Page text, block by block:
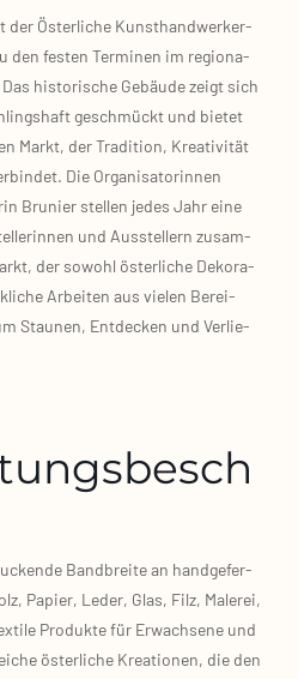
der Öster­li­che Kunst­hand­wer­ker­
den fes­ten Ter­mi­nen im regio­na­
his­to­ri­sche Gebäu­de zeigt sich
geschmückt und bie­tet
Markt, der Tra­di­ti­on, Krea­ti­vi­tät
Die Orga­ni­sa­to­rin­nen
Brunier stel­len jedes Jahr eine
und Aus­stel­lern zusam­
der sowohl öster­li­che Deko­ra­
Arbei­ten aus vie­len Berei­
Stau­nen, Ent­de­cken und Ver­lie­
Band­brei­te an hand­ge­fer­
Papier, Leder, Glas, Filz, Male­rei,
Pro­duk­te für Erwach­se­ne und
öster­li­che Krea­tio­nen, die den